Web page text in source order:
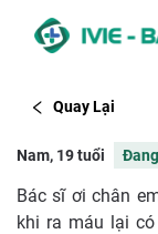
Quay Lại
Nam, 19 tuổi
Bác sĩ ơi chân
khi ra máu lại